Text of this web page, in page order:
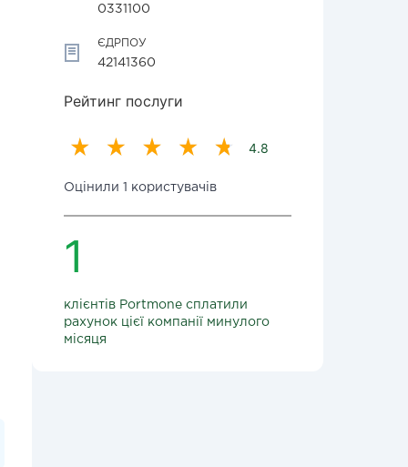
0331100
ЄДРПОУ
42141360
Рейтинг послуги
4.8
Оцінили 1 користувачів
1
клієнтів Portmone сплатили
рахунок цієї компанії минулого
місяця